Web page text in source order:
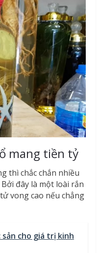
mang tiền tỷ
thì chắc chắn nhiều
đây là một loài rắn
vong cao nếu chẳng
cho giá trị kinh